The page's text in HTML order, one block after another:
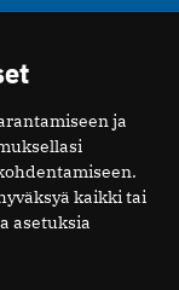
ja
kaikki tai
asetuksia